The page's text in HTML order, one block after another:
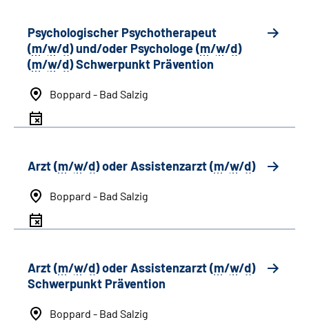
Psychologischer Psychotherapeut
(m/w/d) und/oder Psychologe (m/w/d)
(m/w/d) Schwerpunkt Prävention
Boppard - Bad Salzig
Arzt (m/w/d) oder Assistenzarzt (m/w/d)
Boppard - Bad Salzig
Arzt (m/w/d) oder Assistenzarzt (m/w/d)
Schwerpunkt Prävention
Boppard - Bad Salzig